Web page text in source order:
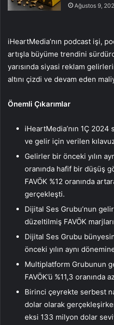
Ağustos 9,
iHeartMedia’nın podcast işi,
artışla büyüme trendini
yarısında siyasi reklam
altını çizdi ve devam eden
Önemli Çıkarımlar
iHeartMedia’nın 1Ç 2024
ve gelir için verilen kılavuz
Gelirler bir önceki yılın
oranında hafif bir düşüş
FAVÖK %12 oranında
gerçekleşti.
Dijital Ses Grubu’nun
düzeltilmiş FAVÖK
Dijital Ses Grubu
önceki yılın aynı
Multiplatform Grubunun
FAVÖK’ü %11,3 oranında
Birinci çeyrekte serbest
dolar olarak
eksi 133 milyon dolar